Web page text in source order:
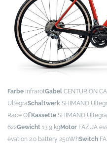
Farbe infrarotGabel CENTURION
UltegraSchaltwerk SHIMANO
Race OffKassette SHIMANO Ultegra
622Gewicht 13,9 kgMotor FAZUA
evation 2.0 battery 250WhSwitch